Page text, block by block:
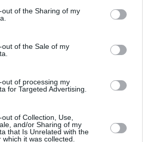
out of the Sharing of my
out of the Sale of my
out of processing my
for Targeted Advertising.
of Collection, Use,
and/or Sharing of my
that Is Unrelated with the
it was collected.
στο κομμάτι της ανάπτυξης του
που κατατέθηκαν.
εργαστήριο, οι συμμετέχοντες, μετά
διαδικτυακά μαθήματα με τους
Lab,
Βαρβάρα
ΚακουδάκηκαιJohn Stephens
την παρουσίαση τους,
τους χαρακτήρες, και τη
του σεναρίου που πρόκειται να
Κυριακή 29 Οκτωβρίου και ώρα 18:00